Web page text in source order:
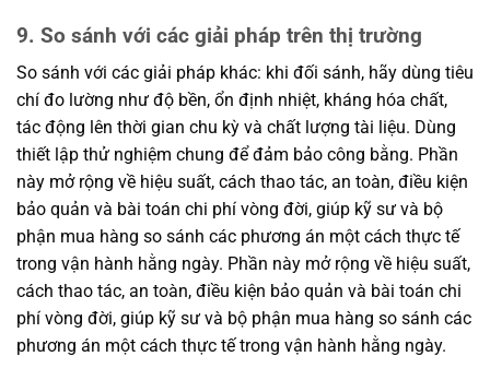
9. So sánh với các giải pháp trên thị trường
So sánh với các giải pháp khác: khi đối sánh, hãy dùng tiêu
chí đo lường như độ bền, ổn định nhiệt, kháng hóa chất,
tác động lên thời gian chu kỳ và chất lượng tài liệu. Dùng
thiết lập thử nghiệm chung để đảm bảo công bằng. Phần
này mở rộng về hiệu suất, cách thao tác, an toàn, điều kiện
bảo quản và bài toán chi phí vòng đời, giúp kỹ sư và bộ
phận mua hàng so sánh các phương án một cách thực tế
trong vận hành hằng ngày. Phần này mở rộng về hiệu suất,
cách thao tác, an toàn, điều kiện bảo quản và bài toán chi
phí vòng đời, giúp kỹ sư và bộ phận mua hàng so sánh các
phương án một cách thực tế trong vận hành hằng ngày.